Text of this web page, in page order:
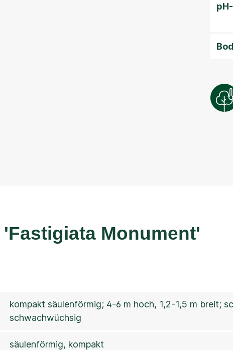
Monument'
kompakt säulenförmig; 4-6 m hoch, 1,2-1,5 m breit;
schwachwüchsig
säulenförmig, kompakt